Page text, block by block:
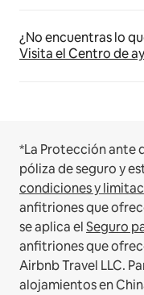
¿No encuentras lo
Visita el Centro de
*La Protección ante
póliza de seguro y
condiciones y
anfitriones que
se aplica elSeguro
anfitriones que
Airbnb Travel LLC.
alojamientos en